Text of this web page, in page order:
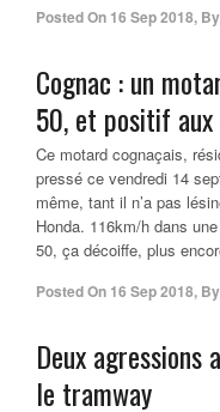
Posted On 16 Sep 2018, By
Cognac : un
50, et positif
Ce motard cognaçais,
pressé ce vendredi 14
même, tant il n’a pas
Honda. 116km/h dans
50, ça décoiffe, plus
Posted On 16 Sep 2018, By
Deux agressions
le tramway